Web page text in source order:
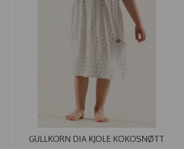
GULLKORN DIA KJOLE KOKOSNØTT